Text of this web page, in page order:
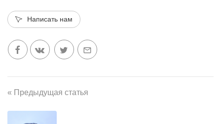
Написать нам
« Предыдущая статья